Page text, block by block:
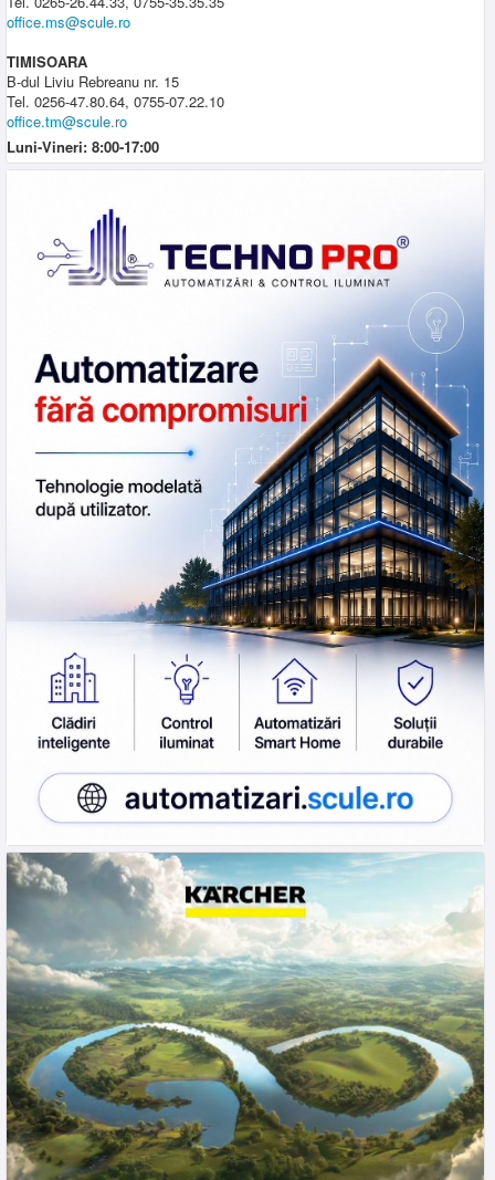
office.ms@scule.ro
TIMISOARA
B-dul Liviu Rebreanu nr. 15
Tel. 0256-47.80.64, 0755-07.22.10
office.tm@scule.ro
Luni-Vineri: 8:00-17:00